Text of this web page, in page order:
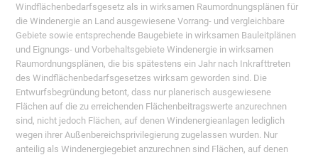
Windflächenbedarfsgesetz als in wirksamen Raumordnungsplänen für
die Windenergie an Land ausgewiesene Vorrang- und vergleichbare
Gebiete sowie entsprechende Baugebiete in wirksamen Bauleitplänen
und Eignungs- und Vorbehaltsgebiete Windenergie in wirksamen
Raumordnungsplänen, die bis spätestens ein Jahr nach Inkrafttreten
des Windflächenbedarfsgesetzes wirksam geworden sind. Die
Entwurfsbegründung betont, dass nur planerisch ausgewiesene
Flächen auf die zu erreichenden Flächenbeitragswerte anzurechnen
sind, nicht jedoch Flächen, auf denen Windenergieanlagen lediglich
wegen ihrer Außenbereichsprivilegierung zugelassen wurden. Nur
anteilig als Windenergiegebiet anzurechnen sind Flächen, auf denen